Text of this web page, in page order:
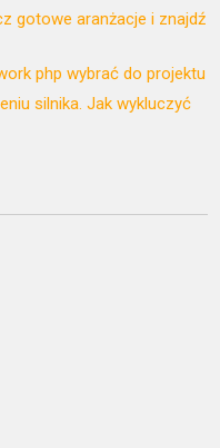
gotowe aranżacje i znajdź
php wybrać do projektu
silnika. Jak wykluczyć